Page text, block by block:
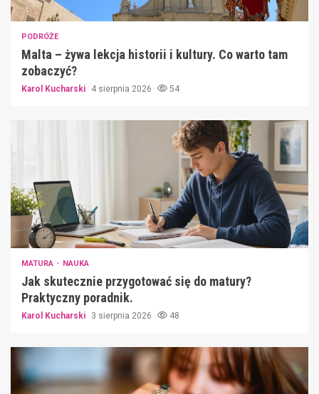
PODRÓŻE
Malta – żywa lekcja historii i kultury. Co warto tam
zobaczyć?
Karol Kucharski 4 sierpnia 2026 54
MATURA NAUKA
Jak skutecznie przygotować się do matury?
Praktyczny poradnik.
Karol Kucharski 3 sierpnia 2026 48